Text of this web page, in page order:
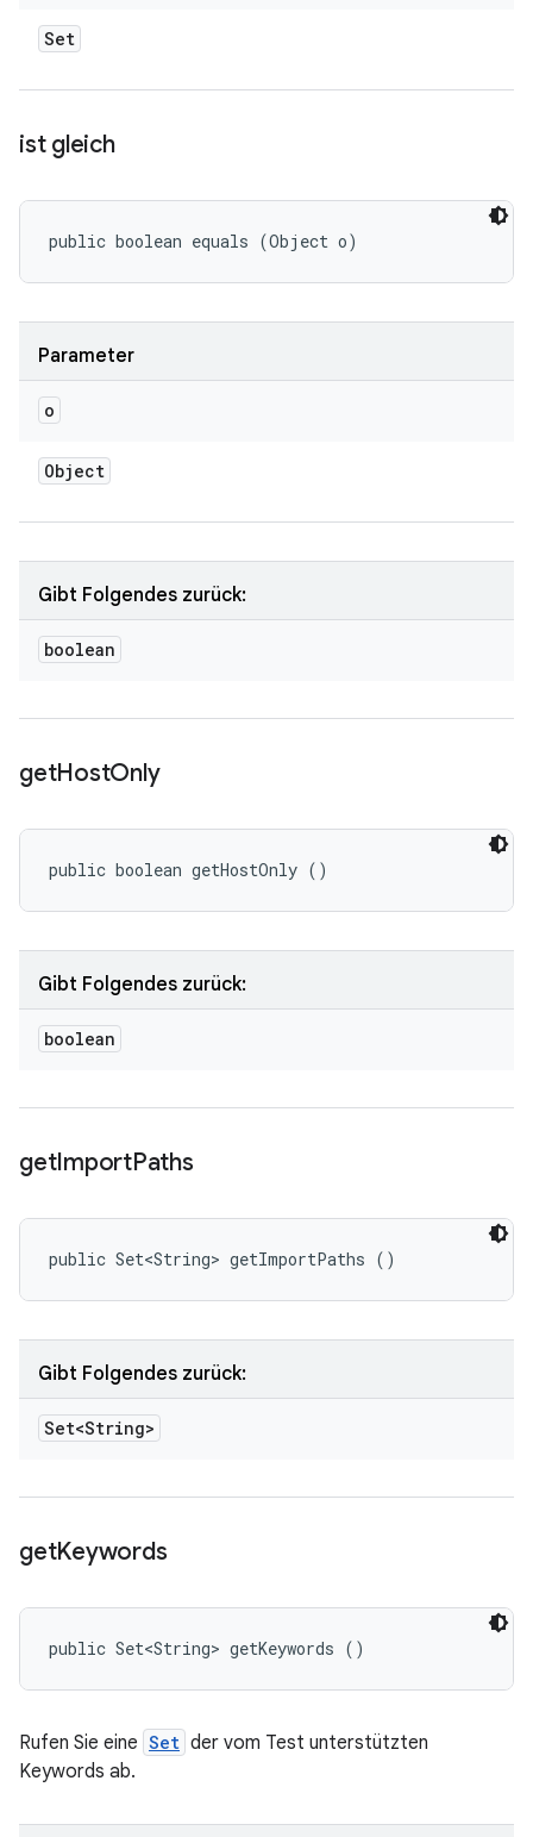
Set
ist gleich
public boolean equals (Object o)
Parameter
o
Object
Gibt Folgendes zurück:
boolean
getHostOnly
public boolean getHostOnly ()
Gibt Folgendes zurück:
boolean
getImportPaths
public Set<String> getImportPaths ()
Gibt Folgendes zurück:
Set<String>
getKeywords
public Set<String> getKeywords ()
Rufen Sie eine Set der vom Test unterstützten
Keywords ab.